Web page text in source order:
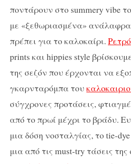
ποντάρουν στο summery vibe
με «ξεθωριασμένα» ανάλαφρα
πρέπει για το καλοκαίρι. Ρετρό
prints και hippies style
της σεζόν που έρχονται να
γκαρνταρόμπα του
σύγχρονες προτάσεις,
από το πρωί μέχρι το βράδυ.
μια δόση νοσταλγίας, το tie-
μια από τις must-try τάσεις